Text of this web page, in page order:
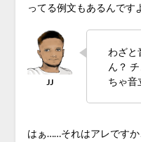
ってる例文もあるんです
わざと
ん？
ちゃ音
はぁ……それはアレです